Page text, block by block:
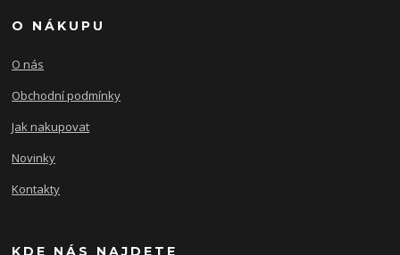
O NÁKUPU
O nás
Obchodní podmínky
Jak nakupovat
Novinky
Kontakty
KDE NÁS NAJDETE